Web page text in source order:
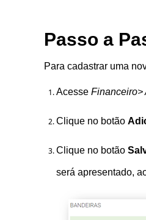
Passo a
Para cadastrar uma
Acesse Financeiro>
Clique no botão
Clique no botão
será apresentado,